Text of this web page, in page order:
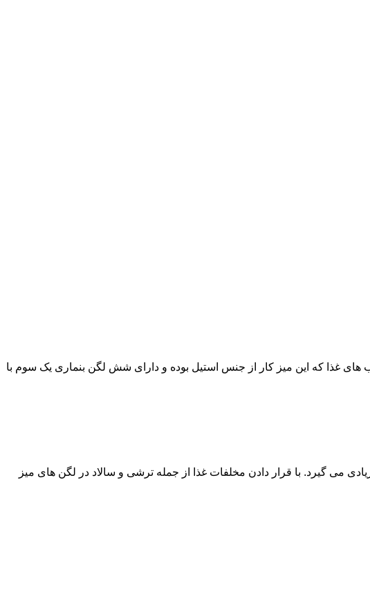
غذا که این میز کار از جنس استیل بوده و دارای شش لگن بنماری یک سوم با
می گیرد. با قرار دادن مخلفات غذا از جمله ترشی و سالاد در لگن های میز